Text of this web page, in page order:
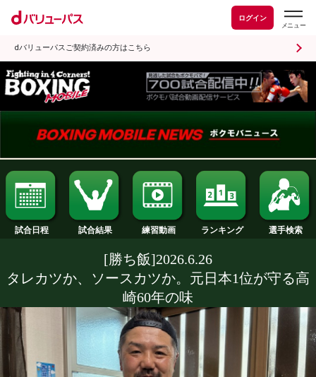
ログイン
dバリューパスご契約済みの方はこちら
試合日程 試合結果 練習動画 ランキング
[勝ち飯]2026.6.26
タレカツか、ソースカツか。元日本1位
崎60年の味